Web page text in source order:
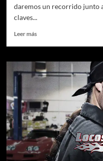
daremos un recorrido junto
claves...
Leer másLeer
“México
hasta
la
raíz”
un
programa
especial
de
History
Channel
en